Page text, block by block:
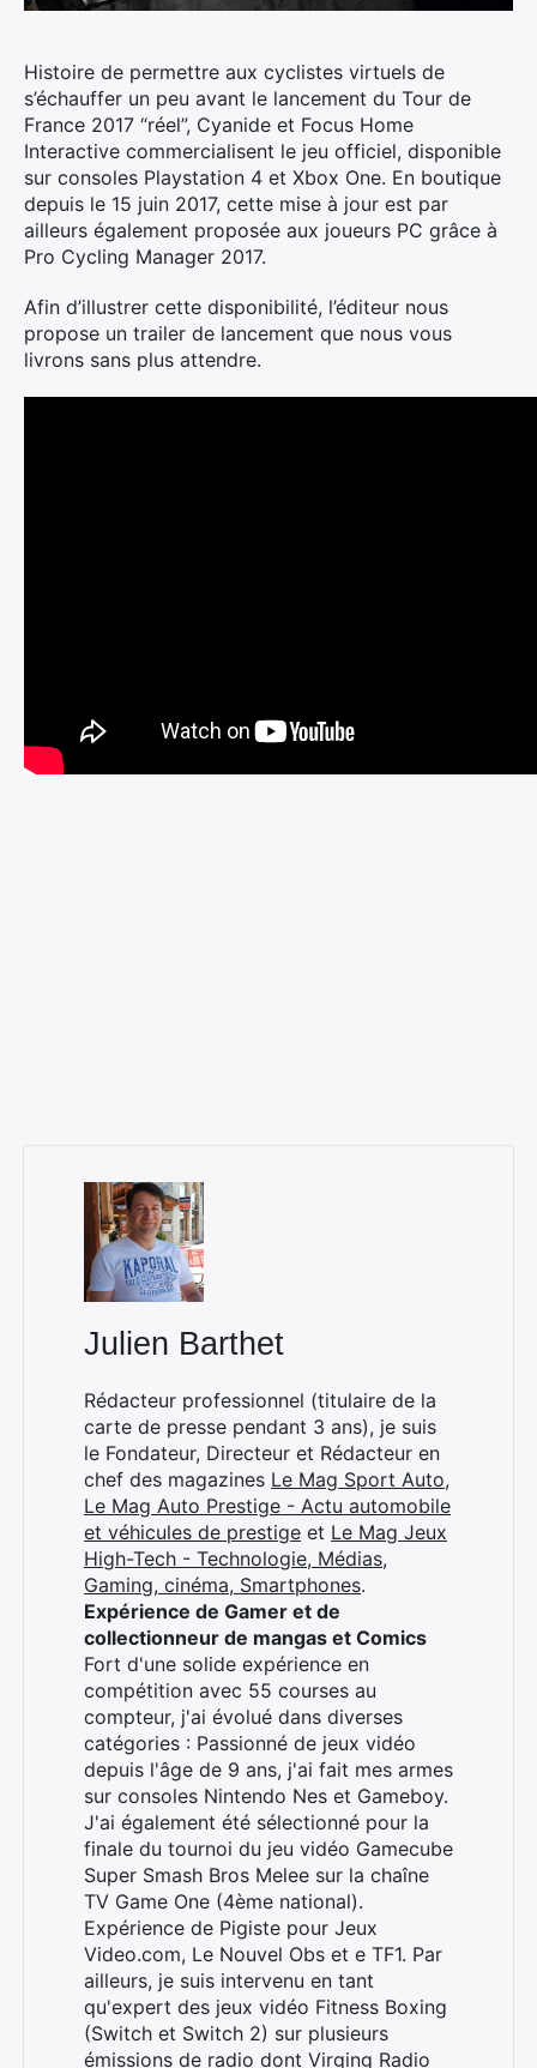
Histoire de permettre aux cyclistes virtuels de
s’échauffer un peu avant le lancement du Tour de
France 2017 “réel”, Cyanide et Focus Home
Interactive commercialisent le jeu officiel, disponible
sur consoles Playstation 4 et Xbox One. En boutique
depuis le 15 juin 2017, cette mise à jour est par
ailleurs également proposée aux joueurs PC grâce à
Pro Cycling Manager 2017.
Afin d’illustrer cette disponibilité, l’éditeur nous
propose un trailer de lancement que nous vous
livrons sans plus attendre.
Julien Barthet
Rédacteur professionnel (titulaire de la
carte de presse pendant 3 ans), je suis
le Fondateur, Directeur et Rédacteur en
chef des magazines Le Mag Sport Auto,
Le Mag Auto Prestige - Actu automobile
et véhicules de prestige et Le Mag Jeux
High-Tech - Technologie, Médias,
Gaming, cinéma, Smartphones.
Expérience de Gamer et de
collectionneur de mangas et Comics
Fort d'une solide expérience en
compétition avec 55 courses au
compteur, j'ai évolué dans diverses
catégories : Passionné de jeux vidéo
depuis l'âge de 9 ans, j'ai fait mes armes
sur consoles Nintendo Nes et Gameboy.
J'ai également été sélectionné pour la
finale du tournoi du jeu vidéo Gamecube
Super Smash Bros Melee sur la chaîne
TV Game One (4ème national).
Expérience de Pigiste pour Jeux
Video.com, Le Nouvel Obs et e TF1. Par
ailleurs, je suis intervenu en tant
qu'expert des jeux vidéo Fitness Boxing
(Switch et Switch 2) sur plusieurs
émissions de radio dont Virging Radio